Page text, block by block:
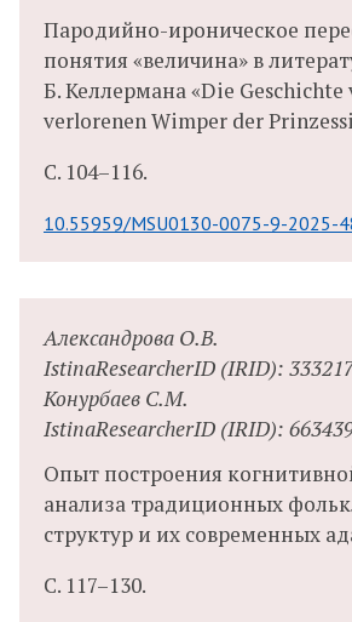
Пародийно-ироническое
понятия «величина» в
Б. Келлермана «Die Geschichte
verlorenen Wimper der
С. 104–116.
10.55959/MSU0130-0075-9-2025-
Александрова О.В.
IstinaResearcherID (IRID):
Конурбаев С.М.
IstinaResearcherID (IRID):
Опыт построения
анализа традиционных
структур и их современных
С. 117–130.